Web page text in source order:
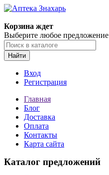
Корзина ждет
Выберите любое предложение
Найти
Вход
Регистрация
Главная
Блог
Доставка
Оплата
Контакты
Карта сайта
Каталог предложений